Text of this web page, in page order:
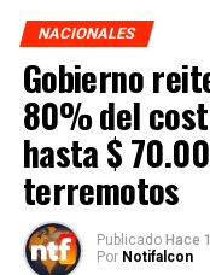
NACIONALES
Gobierno
80% del
hasta $
terremotos
Publicado Hace
Por Notifalcon